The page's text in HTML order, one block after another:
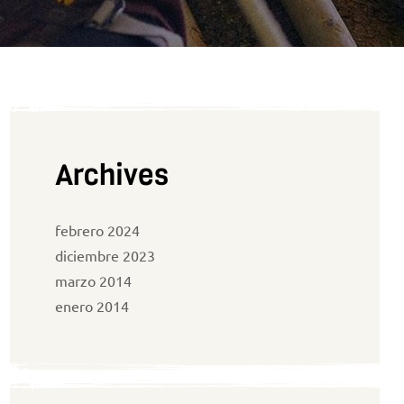
Archives
febrero 2024
diciembre 2023
marzo 2014
enero 2014